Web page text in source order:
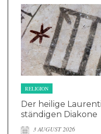
RELIGION
Der heilige
ständigen Diakone
3 AUGUST 2026